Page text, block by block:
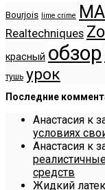
Bourjois lime crime
Realtechniques
красный обзор
тушь урок
Последние
Анастасия к
условиях
Анастасия к
средств
Жидкий